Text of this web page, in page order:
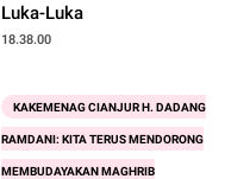
Luka-Luka
18.38.00
KAKEMENAG CIANJUR H. DADANG
RAMDANI: KITA TERUS MENDORONG
MEMBUDAYAKAN MAGHRIB